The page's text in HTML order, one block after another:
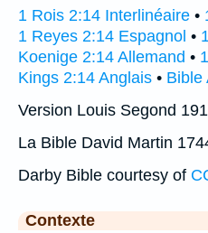
1 Rois 2:14 Interlinéaire •
1 Reyes 2:14 Espagnol •
Koenige 2:14 Allemand •
Kings 2:14 Anglais • Bible
Version Louis Segond
La Bible David Martin
Darby Bible courtesy of
Contexte